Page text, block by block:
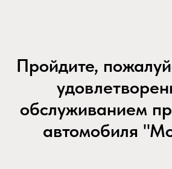
Пройдите,
обслуживанием
автомобиля